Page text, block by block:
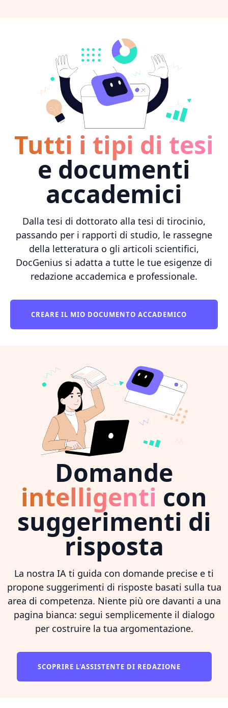
Tutti i tipi di tesi
e documenti
accademici
Dalla tesi di dottorato alla tesi di tirocinio,
passando per i rapporti di studio, le rassegne
della letteratura o gli articoli scientifici,
DocGenius si adatta a tutte le tue esigenze di
redazione accademica e professionale.
CREARE IL MIO DOCUMENTO ACCADEMICO
Domande
intelligenti con
suggerimenti di
risposta
La nostra IA ti guida con domande precise e ti
propone suggerimenti di risposte basati sulla tua
area di competenza. Niente più ore davanti a una
pagina bianca: segui semplicemente il dialogo
per costruire la tua argomentazione.
SCOPRIRE L'ASSISTENTE DI REDAZIONE